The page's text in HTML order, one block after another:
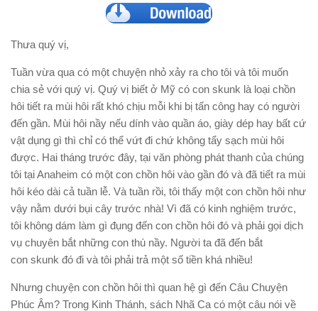
Thưa quý vị,
Tuần vừa qua có một chuyện nhỏ xảy ra cho tôi và tôi muốn
chia sẻ với quý vị. Quý vị biết ở Mỹ có con skunk là loại chồn
hôi tiết ra mùi hôi rất khó chịu mỗi khi bị tấn công hay có người
đến gần. Mùi hôi nầy nếu dính vào quần áo, giày dép hay bất cứ
vật dụng gì thì chỉ có thể vứt đi chứ không tẩy sạch mùi hôi
được. Hai tháng trước đây, tại văn phòng phát thanh của chúng
tôi tại Anaheim có một con chồn hôi vào gần đó và đã tiết ra mùi
hôi kéo dài cả tuần lễ. Và tuần rồi, tôi thấy một con chồn hôi như
vậy nằm dưới bụi cây trước nhà! Vì đã có kinh nghiệm trước,
tôi không dám làm gì đụng đến con chồn hôi đó và phải gọi dịch
vụ chuyên bắt những con thú nầy. Người ta đã đến bắt
con skunk đó đi và tôi phải trả một số tiền khá nhiều!
Nhưng chuyện con chồn hôi thì quan hệ gì đến Câu Chuyện
Phúc Âm? Trong Kinh Thánh, sách Nhã Ca có một câu nói về